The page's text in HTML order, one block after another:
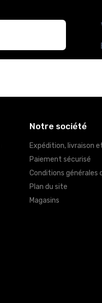
Notre société
Expédition, livraison
Paiement sécurisé
Conditions générales
Plan du site
Magasins